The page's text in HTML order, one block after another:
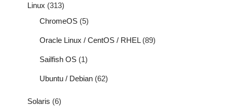
Linux (313)
ChromeOS (5)
Oracle Linux / CentOS / RHEL(89)
Sailfish OS (1)
Ubuntu / Debian (62)
Solaris (6)